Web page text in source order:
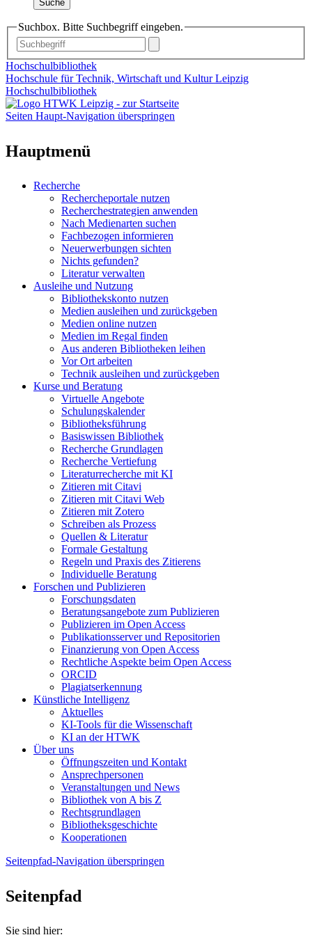
Suche
Suchbox. Bitte Suchbegriff eingeben.
Hochschulbibliothek
Hochschule für Technik, Wirtschaft und Kultur Leipzig
Hochschulbibliothek
Seiten Haupt-Navigation überspringen
Hauptmenü
Recherche
Rechercheportale nutzen
Recherchestrategien anwenden
Nach Medienarten suchen
Fachbezogen informieren
Neuerwerbungen sichten
Nichts gefunden?
Literatur verwalten
Ausleihe und Nutzung
Bibliothekskonto nutzen
Medien ausleihen und zurückgeben
Medien online nutzen
Medien im Regal finden
Aus anderen Bibliotheken leihen
Vor Ort arbeiten
Technik ausleihen und zurückgeben
Kurse und Beratung
Virtuelle Angebote
Schulungskalender
Bibliotheksführung
Basiswissen Bibliothek
Recherche Grundlagen
Recherche Vertiefung
Literaturrecherche mit KI
Zitieren mit Citavi
Zitieren mit Citavi Web
Zitieren mit Zotero
Schreiben als Prozess
Quellen & Literatur
Formale Gestaltung
Regeln und Praxis des Zitierens
Individuelle Beratung
Forschen und Publizieren
Forschungsdaten
Beratungsangebote zum Publizieren
Publizieren im Open Access
Publikationsserver und Repositorien
Finanzierung von Open Access
Rechtliche Aspekte beim Open Access
ORCID
Plagiatserkennung
Künstliche Intelligenz
Aktuelles
KI-Tools für die Wissenschaft
KI an der HTWK
Über uns
Öffnungszeiten und Kontakt
Ansprechpersonen
Veranstaltungen und News
Bibliothek von A bis Z
Rechtsgrundlagen
Bibliotheksgeschichte
Kooperationen
Seitenpfad-Navigation überspringen
Seitenpfad
Sie sind hier: